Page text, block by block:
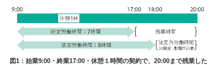
図1：始業9:00・終業17:00・休憩１時間の契約で、20:00まで残業した